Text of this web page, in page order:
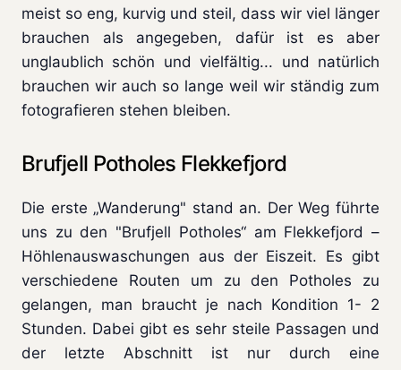
meist so eng, kurvig und steil, dass wir viel länger
brauchen als angegeben, dafür ist es aber
unglaublich schön und vielfältig... und natürlich
brauchen wir auch so lange weil wir ständig zum
fotografieren stehen bleiben.
Brufjell Potholes Flekkefjord
Die erste „Wanderung" stand an. Der Weg führte
uns zu den "Brufjell Potholes“ am Flekkefjord –
Höhlenauswaschungen aus der Eiszeit. Es gibt
verschiedene Routen um zu den Potholes zu
gelangen, man braucht je nach Kondition 1- 2
Stunden. Dabei gibt es sehr steile Passagen und
der letzte Abschnitt ist nur durch eine